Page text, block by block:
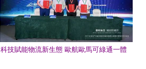
科技賦能物流新生態 歐航歐馬可綠通一體